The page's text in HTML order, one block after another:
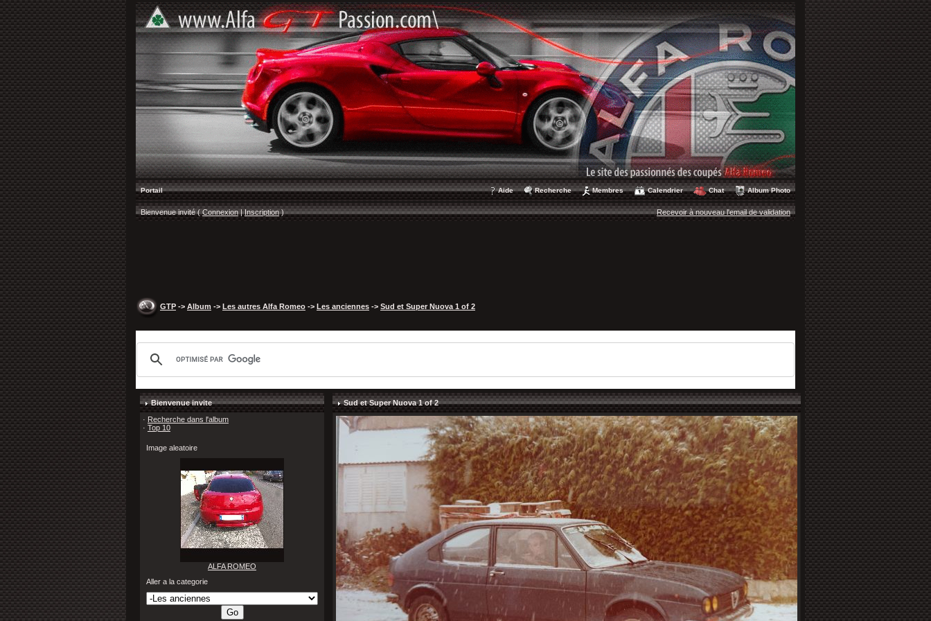
Portail Aide Recherche Membres Calendrier Chat Album Photo
Bienvenue invité ( Connexion |Inscription) Recevoir à nouveau l'email de validation
GTP -> Album -> Les autres Alfa Romeo -> Les anciennes -> Sud et Super Nuova 1 of 2
Bienvenue invite
· Recherche dans l'album
· Top 10
Image aleatoire
ALFA ROMEO
Aller a la categorie
Sud et Super Nuova 1 of 2